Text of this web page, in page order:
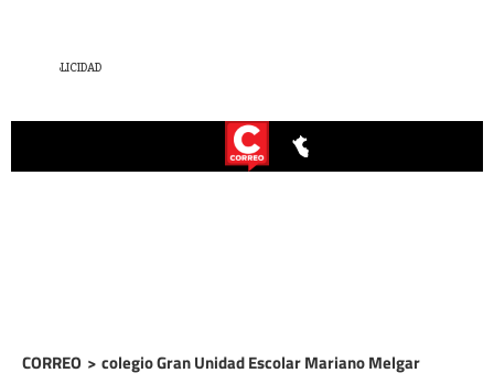
CORREO > colegio Gran Unidad Escolar Mariano Melgar